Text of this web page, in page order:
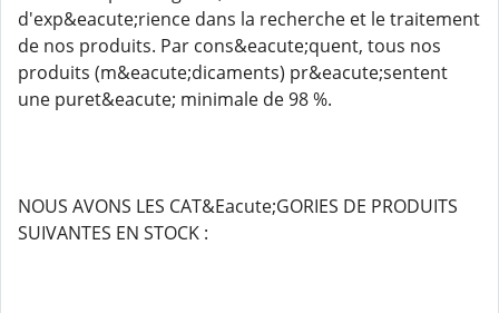
d'exp&eacute;rience dans la recherche et le traitement
de nos produits. Par cons&eacute;quent, tous nos
produits (m&eacute;dicaments) pr&eacute;sentent
une puret&eacute; minimale de 98 %.
NOUS AVONS LES CAT&Eacute;GORIES DE PRODUITS
SUIVANTES EN STOCK :